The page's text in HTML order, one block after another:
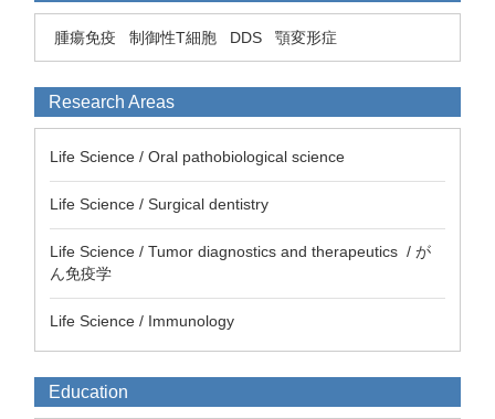
腫瘍免疫 制御性T細胞 DDS 顎変形症
Research Areas
Life Science / Oral pathobiological science
Life Science / Surgical dentistry
Life Science / Tumor diagnostics and therapeutics / が
ん免疫学
Life Science / Immunology
Education